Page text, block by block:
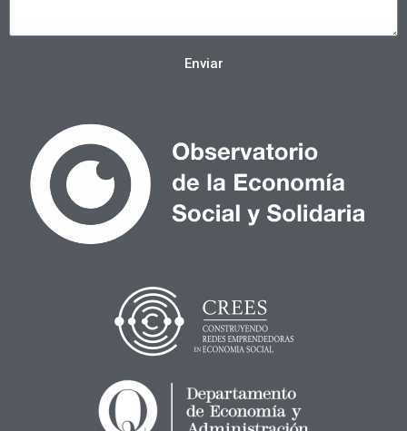
Enviar